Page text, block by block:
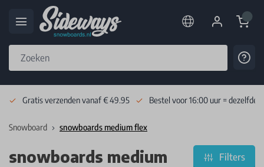
Cart
Gratis verzenden vanaf € 49.95 Bestel voor 16:00 uur = dezelfde
Snowboard snowboards medium flex
snowboards medium
Filters